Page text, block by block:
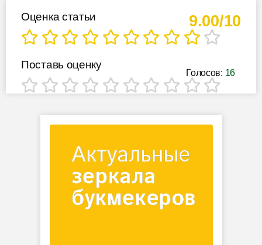
9.00/10
Оценка статьи
Голосов: 16
Поставь оценку